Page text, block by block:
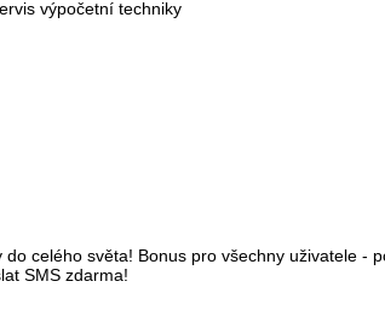
výpočetní techniky
celého světa! Bonus pro všechny uživatele -
SMS zdarma!